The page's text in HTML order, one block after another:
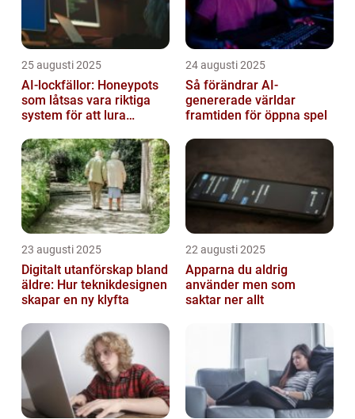
25 augusti 2025
AI-lockfällor: Honeypots
som låtsas vara riktiga
system för att lura
24 augusti 2025
Så förändrar AI-
genererade världar
framtiden för öppna spel
23 augusti 2025
Digitalt utanförskap bland
äldre: Hur teknikdesignen
skapar en ny klyfta
22 augusti 2025
Apparna du aldrig
använder men som
saktar ner allt